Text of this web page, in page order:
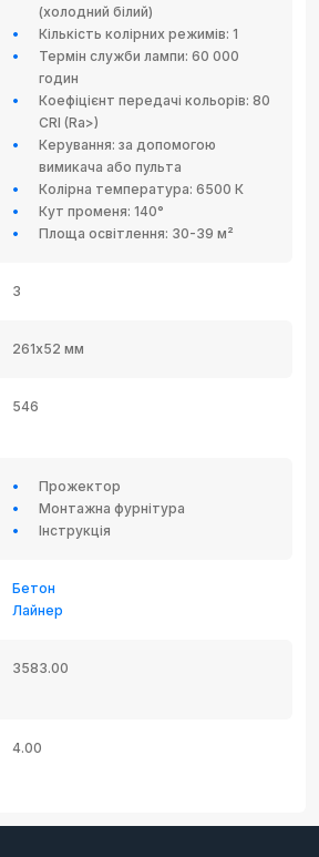
(холодний білий)
Кількість колірних режимів: 1
Термін служби лампи: 60 000
годин
Коефіцієнт передачі кольорів: 80
CRI (Ra>)
Керування: за допомогою
вимикача або пульта
Колірна температура: 6500 К
Кут променя: 140°
Площа освітлення: 30-39 м²
3
261х52 мм
546
Прожектор
Монтажна фурнітура
Інструкція
Бетон
Лайнер
3583.00
4.00